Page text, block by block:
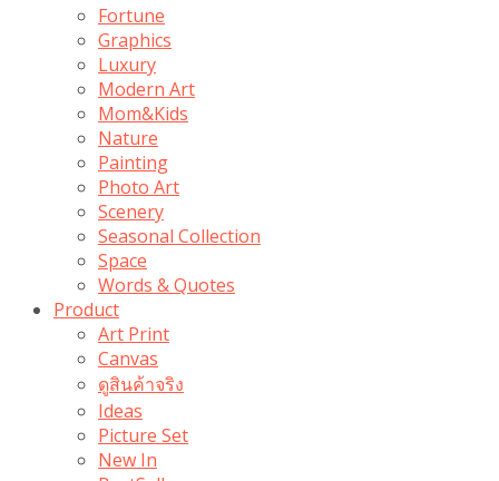
Fortune
Graphics
Luxury
Modern Art
Mom&Kids
Nature
Painting
Photo Art
Scenery
Seasonal Collection
Space
Words & Quotes
Product
Art Print
Canvas
ดูสินค้าจริง
Ideas
Picture Set
New In